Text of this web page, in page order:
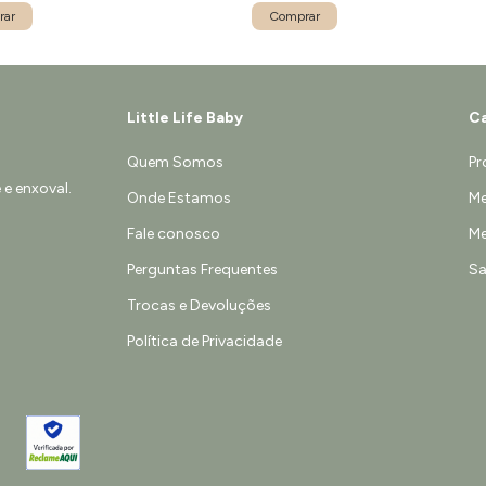
Comprar
enxoval.
Little Life Baby
Quem Somos
Onde Estamos
Fale conosco
Perguntas Frequentes
Trocas e Devoluções
Política de Privacidade